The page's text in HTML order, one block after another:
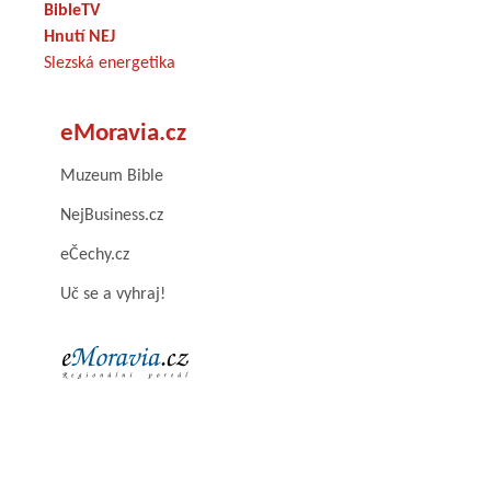
BibleTV
Hnutí NEJ
Slezská energetika
eMoravia.cz
Muzeum Bible
NejBusiness.cz
eČechy.cz
Uč se a vyhraj!